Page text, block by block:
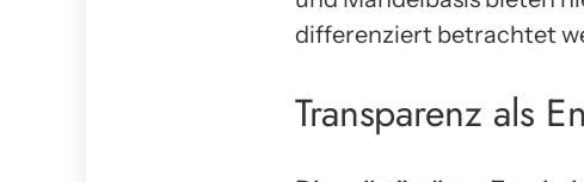
differenziert betrachtet
Transparenz als